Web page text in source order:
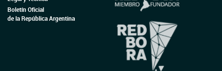
Boletín Oficial
de la República Argentina